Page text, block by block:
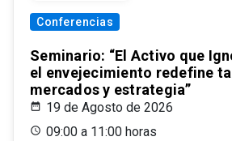
Conferencias
Seminario: “El Activo que
el envejecimiento redefine
mercados y estrategia”
19 de Agosto de 2026
09:00 a 11:00 horas